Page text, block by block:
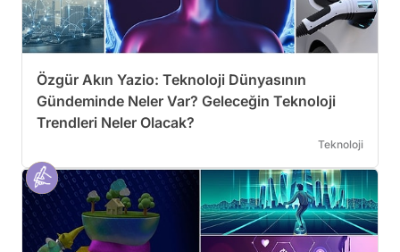
Özgür Akın Yazio: Teknoloji Dünyasının
Gündeminde Neler Var? Geleceğin Teknoloji
Trendleri Neler Olacak?
Teknoloji